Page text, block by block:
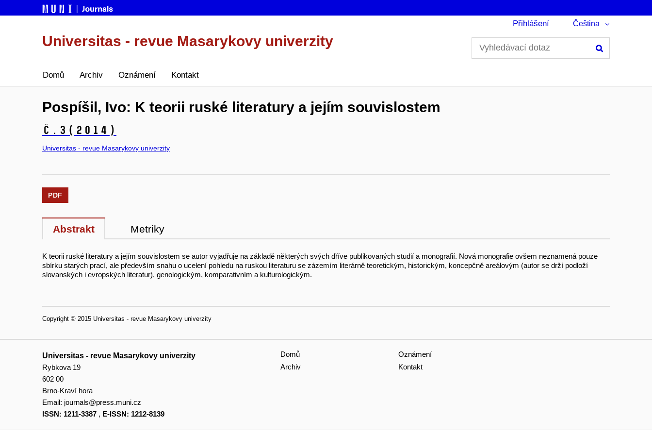
Universitas - revue Masarykovy univerzity
Přihlášení Čeština
Domů Archiv Oznámení Kontakt
Pospíšil, Ivo: K teorii ruské literatury a jejím souvislostem
č.3 (2014)
Universitas - revue Masarykovy univerzity
PDF
Abstrakt Metriky
K teorii ruské literatury a jejím souvislostem se autor vyjadřuje na základě některých svých dříve publikovaných studií a monografií. Nová monografie ovšem neznamená pouze
sbírku starých prací, ale především snahu o ucelení pohledu na ruskou literaturu se zázemím literárně teoretickým, historickým, koncepčně areálovým (autor se drží podloží
slovanských i evropských literatur), genologickým, komparativním a kulturologickým.
Copyright © 2015 Universitas - revue Masarykovy univerzity
Universitas - revue Masarykovy univerzity
Rybkova 19
602 00
Brno-Kraví hora
Email: journals@press.muni.cz
ISSN: 1211-3387 , E-ISSN: 1212-8139
Domů
Archiv
Oznámení
Kontakt